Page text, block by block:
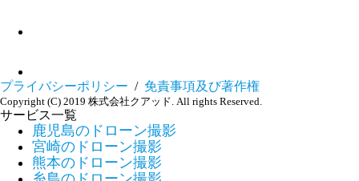
プライバシーポリシー / 免責事項及び著作権
Copyright (C) 2019 株式会社クアッド. All rights Reserved.
サービス一覧
鹿児島のドローン撮影
宮崎のドローン撮影
熊本のドローン撮影